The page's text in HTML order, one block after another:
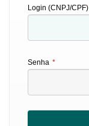
Login (CNPJ/CPF)
Senha *